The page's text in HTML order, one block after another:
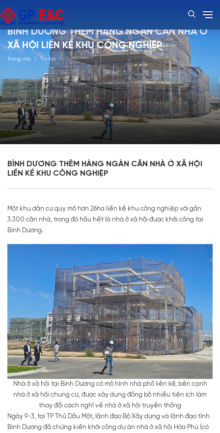
BÌNH DƯƠNG THÊM HÀNG NGÀN CĂN NHÀ Ở
XÃ HỘI LIỀN KỀ KHU CÔNG NGHIỆP
Trang chủ Tin tức
BÌNH DƯƠNG THÊM HÀNG NGÀN CĂN NHÀ Ở XÃ HỘI
LIỀN KỀ KHU CÔNG NGHIỆP
Một khu dân cư quy mô hơn 26ha liền kề khu công nghiệp với gần
3.300 căn nhà, trong đó hầu hết là nhà ở xã hội được khởi công tại
Bình Dương.
Nhà ở xã hội tại Bình Dương có mô hình nhà phố liên kế, bên cạnh
nhà ở xã hội chung cư, được xây dựng đồng bộ nhiều tiện ích làm
thay đổi cách nghĩ về nhà ở xã hội truyền thống
Ngày 9-3, tại TP Thủ Dầu Một, lãnh đạo Bộ Xây dựng và lãnh đạo tỉnh
Bình Dương đã chứng kiến khởi công dự án nhà ở xã hội Hòa Phú (có